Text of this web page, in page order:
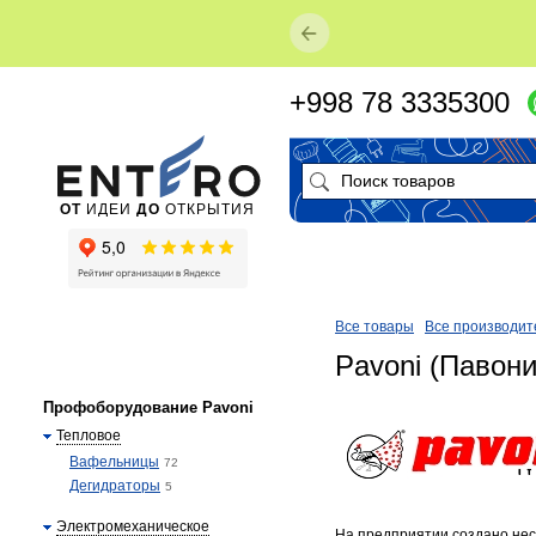
Все товары Все
Pavoni
Профоборудование Pavoni
Тепловое
Вафельницы 72
Дегидраторы 5
Электромеханическое
ОТ ИДЕИ ДО ОТКРЫТИЯ
+998 78 3335300